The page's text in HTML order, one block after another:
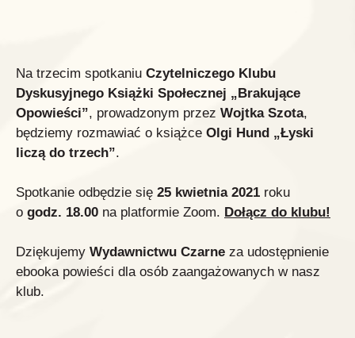
Na trzecim spotkaniu Czytelniczego Klubu
Dyskusyjnego Książki Społecznej „Brakujące
Opowieści”, prowadzonym przez Wojtka Szota,
będziemy rozmawiać o książce Olgi Hund „Łyski
liczą do trzech”.
Spotkanie odbędzie się 25 kwietnia 2021 roku
o godz. 18.00 na platformie Zoom. Dołącz do klubu!
Dziękujemy Wydawnictwu Czarne za udostępnienie
ebooka powieści dla osób zaangażowanych w nasz
klub.